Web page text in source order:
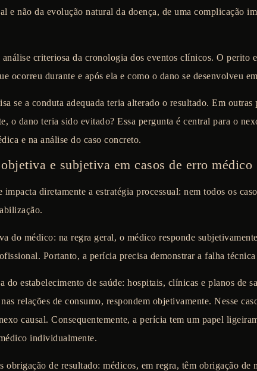
e não da evolução natural da doença, de uma complicação
análise criteriosa da cronologia dos eventos clínicos. O perito
ocorreu durante e após ela e como o dano se desenvolveu
se a conduta adequada teria alterado o resultado. Em outras
o dano teria sido evitado? Essa pergunta é central para o
e na análise do caso concreto.
e subjetiva em casos de erro médico
diretamente a estratégia processual: nem todos os
do médico: na regra geral, o médico responde
Portanto, a perícia precisa demonstrar a falha
do estabelecimento de saúde: hospitais, clínicas e planos de
relações de consumo, respondem objetivamente. Nesse
causal. Consequentemente, a perícia tem um papel
individualmente.
obrigação de resultado: médicos, em regra, têm obrigação